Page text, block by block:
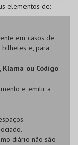
elementos de:
em casos de
e, para
ou Código
e emitir a
diário não são